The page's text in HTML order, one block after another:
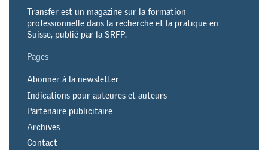
Transfer est un magazine sur la formation
professionnelle dans la recherche et la pratique en
Suisse, publié par la SRFP.
Pages
Abonner à la newsletter
Indications pour auteures et auteurs
Partenaire publicitaire
Archives
Contact